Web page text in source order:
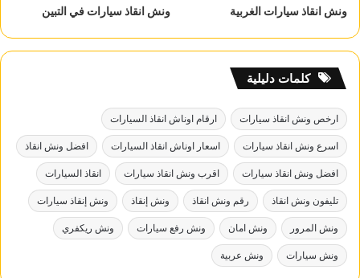
ونش انقاذ سيارات الغربية ونش انقاذ سيارات في التبين
كلمات دليلية
ارخص ونش انقاذ سيارات ارقام اوناش انقاذ السيارات
اسرع ونش انقاذ سيارات اسعار اوناش انقاذ السيارات افضل ونش انقاذ
افضل ونش انقاذ سيارات اقرب ونش انقاذ سيارات انقاذ السيارات
تليفون ونش انقاذ رقم ونش انقاذ ونش إنقاذ ونش إنقاذ سيارات
ونش المرور ونش امان ونش رفع سيارات ونش ريكفري
ونش سيارات ونش عربية